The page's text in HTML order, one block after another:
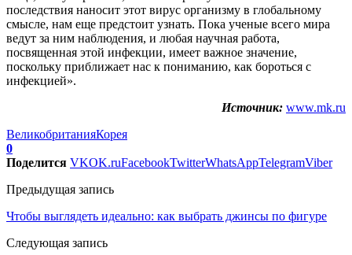
последствия наносит этот вирус организму в глобальному
смысле, нам еще предстоит узнать. Пока ученые всего мира
ведут за ним наблюдения, и любая научная работа,
посвященная этой инфекции, имеет важное значение,
поскольку приближает нас к пониманию, как бороться с
инфекцией».
Источник: www.mk.ru
ВеликобританияКорея
0
Поделится VKOK.ruFacebookTwitterWhatsAppTelegramViber
Предыдущая запись
Чтобы выглядеть идеально: как выбрать джинсы по фигуре
Следующая запись